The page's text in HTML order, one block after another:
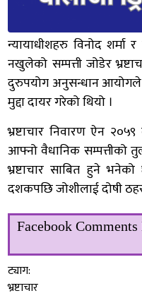
न्यायाधीशहरु विनोद
नखुलेको सम्पत्ती जोडेर
दुरुपयोग अनुसन्धान आयोगले
मुद्दा दायर गरेको थियो ।
भ्रष्टाचार निवारण ऐन
आफ्नो वैधानिक सम्पत्तीको
भ्रष्टाचार साबित हुने
दशकपछि जोशीलाई दोषी
Facebook Comments
ट्याग:
भ्रष्टाचार